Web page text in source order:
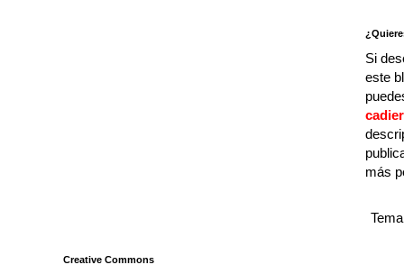
Si
este
más
Creative Commons